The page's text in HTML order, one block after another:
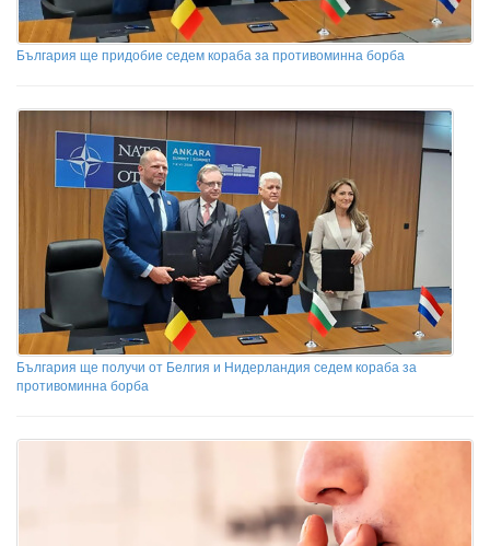
България ще придобие седем кораба за противоминна борба
България ще получи от Белгия и Нидерландия седем кораба за
противоминна борба